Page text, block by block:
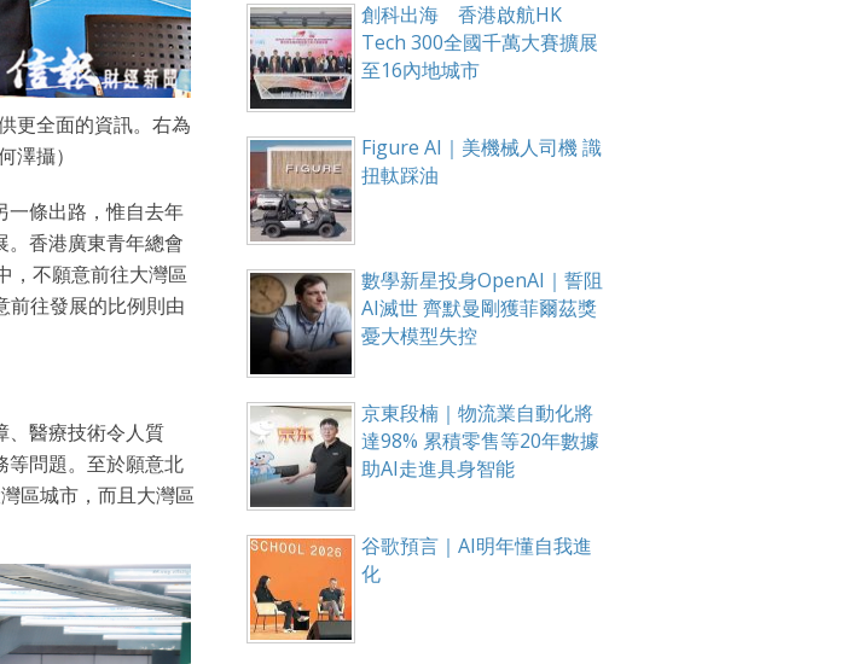
更全面的資訊。右為
澤攝）
一條出路，惟自去年
。香港廣東青年總會
，不願意前往大灣區
前往發展的比例則由
、醫療技術令人質
等問題。至於願意北
區城市，而且大灣區
創科出海 香港啟航HK
Tech 300全國千萬大賽擴展
至16內地城市
Figure AI｜美機械人司機 識
扭軚踩油
數學新星投身OpenAI｜誓阻
AI滅世 齊默曼剛獲菲爾茲獎
憂大模型失控
京東段楠｜物流業自動化將
達98% 累積零售等20年數據
助AI走進具身智能
谷歌預言｜AI明年懂自我進
化